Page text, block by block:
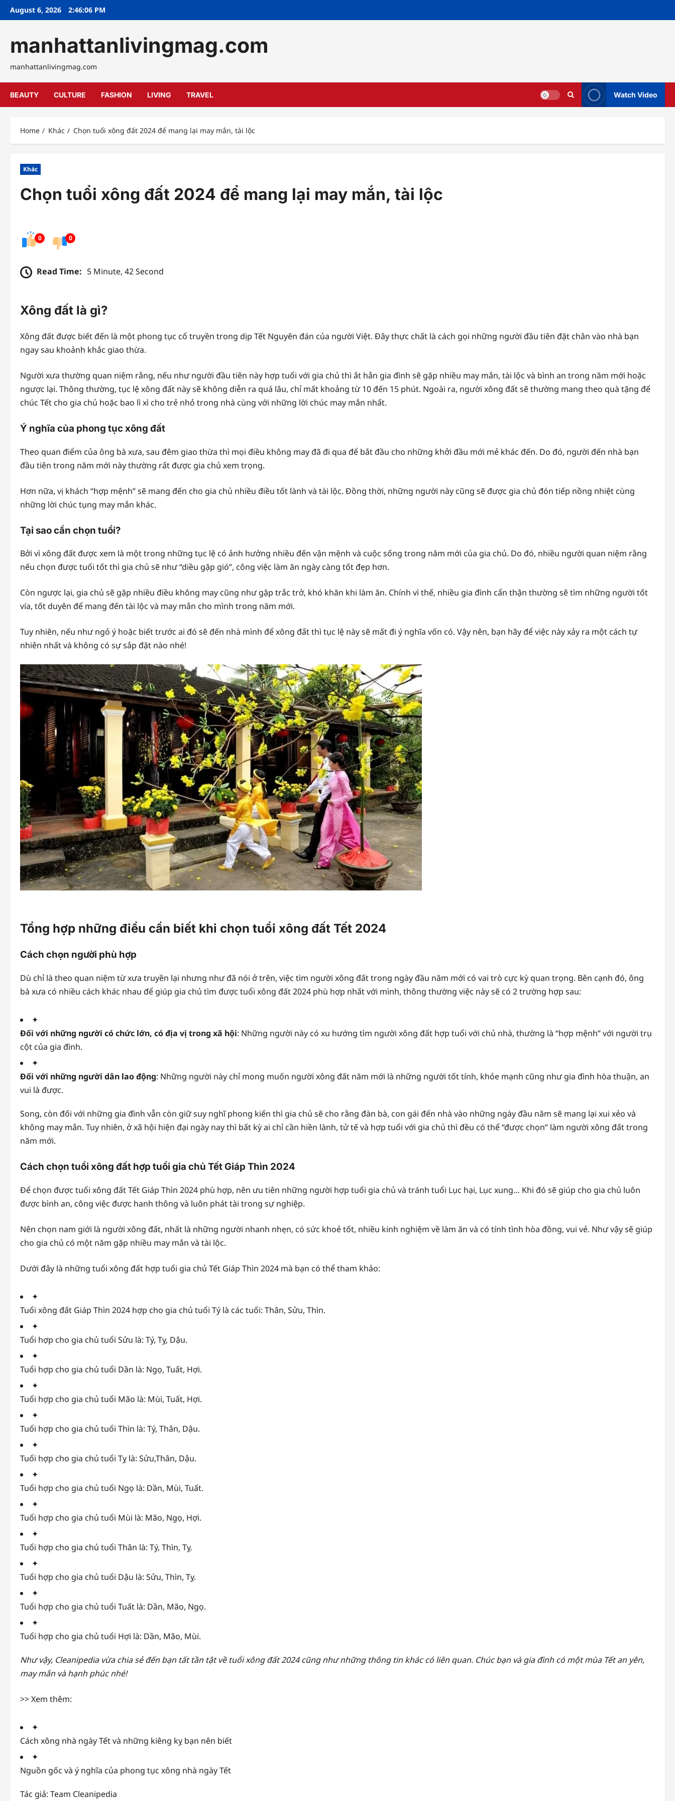
SkipAugust 6, 2026 2:46:07 PM
manhattanlivingmag.com
manhattanlivingmag.com
BEAUTY CULTURE FASHION LIVING TRAVEL Watch Video
Home Khác Chọn tuổi xông đất 2024 để mang lại may mắn, tài lộc
Khác
Chọn tuổi xông đất 2024 để mang lại may mắn, tài lộc
0 0
Read Time: 5 Minute, 42 Second
Xông đất là gì?
Xông đất được biết đến là một phong tục cổ truyền trong dịp Tết Nguyên đán của người Việt. Đây thực chất là cách gọi những người đầu tiên đặt chân vào nhà bạn
ngay sau khoảnh khắc giao thừa.
Người xưa thường quan niệm rằng, nếu như người đầu tiên này hợp tuổi với gia chủ thì ắt hẳn gia đình sẽ gặp nhiều may mắn, tài lộc và bình an trong năm mới hoặc
ngược lại. Thông thường, tục lệ xông đất này sẽ không diễn ra quá lâu, chỉ mất khoảng từ 10 đến 15 phút. Ngoài ra, người xông đất sẽ thường mang theo quà tặng để
chúc Tết cho gia chủ hoặc bao lì xì cho trẻ nhỏ trong nhà cùng với những lời chúc may mắn nhất.
Ý nghĩa của phong tục xông đất
Theo quan điểm của ông bà xưa, sau đêm giao thừa thì mọi điều không may đã đi qua để bắt đầu cho những khởi đầu mới mẻ khác đến. Do đó, người đến nhà bạn
đầu tiên trong năm mới này thường rất được gia chủ xem trọng.
Hơn nữa, vị khách “hợp mệnh” sẽ mang đến cho gia chủ nhiều điều tốt lành và tài lộc. Đồng thời, những người này cũng sẽ được gia chủ đón tiếp nồng nhiệt cùng
những lời chúc tụng may mắn khác.
Tại sao cần chọn tuổi?
Bởi vì xông đất được xem là một trong những tục lệ có ảnh hưởng nhiều đến vận mệnh và cuộc sống trong năm mới của gia chủ. Do đó, nhiều người quan niệm rằng
nếu chọn được tuổi tốt thì gia chủ sẽ như “diều gặp gió”, công việc làm ăn ngày càng tốt đẹp hơn.
Còn ngược lại, gia chủ sẽ gặp nhiều điều không may cũng như gặp trắc trở, khó khăn khi làm ăn. Chính vì thế, nhiều gia đình cẩn thận thường sẽ tìm những người tốt
vía, tốt duyên để mang đến tài lộc và may mắn cho mình trong năm mới.
Tuy nhiên, nếu như ngỏ ý hoặc biết trước ai đó sẽ đến nhà mình để xông đất thì tục lệ này sẽ mất đi ý nghĩa vốn có. Vậy nên, bạn hãy để việc này xảy ra một cách tự
nhiên nhất và không có sự sắp đặt nào nhé!
Tổng hợp những điều cần biết khi chọn tuổi xông đất Tết 2024
Cách chọn người phù hợp
Dù chỉ là theo quan niệm từ xưa truyền lại nhưng như đã nói ở trên, việc tìm người xông đất trong ngày đầu năm mới có vai trò cực kỳ quan trọng. Bên cạnh đó, ông
bà xưa có nhiều cách khác nhau để giúp gia chủ tìm được tuổi xông đất 2024 phù hợp nhất với mình, thông thường việc này sẽ có 2 trường hợp sau:
✦
Đối với những người có chức lớn, có địa vị trong xã hội: Những người này có xu hướng tìm người xông đất hợp tuổi với chủ nhà, thường là “hợp mệnh” với người trụ
cột của gia đình.
✦
Đối với những người dân lao động: Những người này chỉ mong muốn người xông đất năm mới là những người tốt tính, khỏe mạnh cũng như gia đình hòa thuận, an
vui là được.
Song, còn đối với những gia đình vẫn còn giữ suy nghĩ phong kiến thì gia chủ sẽ cho rằng đàn bà, con gái đến nhà vào những ngày đầu năm sẽ mang lại xui xẻo và
không may mắn. Tuy nhiên, ở xã hội hiện đại ngày nay thì bất kỳ ai chỉ cần hiền lành, tử tế và hợp tuổi với gia chủ thì đều có thể “được chọn” làm người xông đất trong
năm mới.
Cách chọn tuổi xông đất hợp tuổi gia chủ Tết Giáp Thìn 2024
Để chọn được tuổi xông đất Tết Giáp Thìn 2024 phù hợp, nên ưu tiên những người hợp tuổi gia chủ và tránh tuổi Lục hại, Lục xung… Khi đó sẽ giúp cho gia chủ luôn
được bình an, công việc được hanh thông và luôn phát tài trong sự nghiệp.
Nên chọn nam giới là người xông đất, nhất là những người nhanh nhẹn, có sức khoẻ tốt, nhiều kinh nghiệm về làm ăn và có tính tình hòa đồng, vui vẻ. Như vậy sẽ giúp
cho gia chủ có một năm gặp nhiều may mắn và tài lộc.
Dưới đây là những tuổi xông đất hợp tuổi gia chủ Tết Giáp Thìn 2024 mà bạn có thể tham khảo:
✦
Tuổi xông đất Giáp Thìn 2024 hợp cho gia chủ tuổi Tý là các tuổi: Thân, Sửu, Thìn.
✦
Tuổi hợp cho gia chủ tuổi Sửu là: Tý, Tỵ, Dậu.
✦
Tuổi hợp cho gia chủ tuổi Dần là: Ngọ, Tuất, Hợi.
✦
Tuổi hợp cho gia chủ tuổi Mão là: Mùi, Tuất, Hợi.
✦
Tuổi hợp cho gia chủ tuổi Thìn là: Tý, Thân, Dậu.
✦
Tuổi hợp cho gia chủ tuổi Tỵ là: Sửu,Thân, Dậu.
✦
Tuổi hợp cho gia chủ tuổi Ngọ là: Dần, Mùi, Tuất.
✦
Tuổi hợp cho gia chủ tuổi Mùi là: Mão, Ngọ, Hợi.
✦
Tuổi hợp cho gia chủ tuổi Thân là: Tý, Thìn, Tỵ.
✦
Tuổi hợp cho gia chủ tuổi Dậu là: Sửu, Thìn, Tỵ.
✦
Tuổi hợp cho gia chủ tuổi Tuất là: Dần, Mão, Ngọ.
✦
Tuổi hợp cho gia chủ tuổi Hợi là: Dần, Mão, Mùi.
Như vậy, Cleanipedia vừa chia sẻ đến bạn tất tần tật về tuổi xông đất 2024 cũng như những thông tin khác có liên quan. Chúc bạn và gia đình có một mùa Tết an yên,
may mắn và hạnh phúc nhé!
>> Xem thêm:
✦
Cách xông nhà ngày Tết và những kiêng kỵ bạn nên biết
✦
Nguồn gốc và ý nghĩa của phong tục xông nhà ngày Tết
Tác giả: Team Cleanipedia